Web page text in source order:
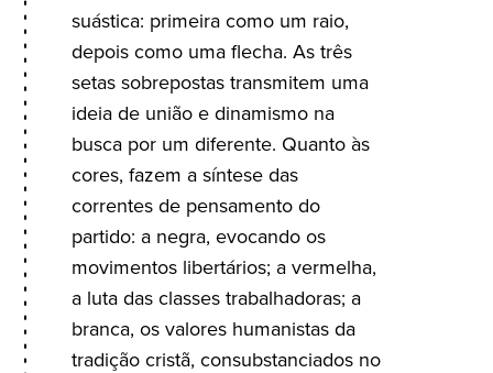
suástica: primeira como um raio,
depois como uma flecha. As três
setas sobrepostas transmitem uma
ideia de união e dinamismo na
busca por um diferente. Quanto às
cores, fazem a síntese das
correntes de pensamento do
partido: a negra, evocando os
movimentos libertários; a vermelha,
a luta das classes trabalhadoras; a
branca, os valores humanistas da
tradição cristã, consubstanciados no